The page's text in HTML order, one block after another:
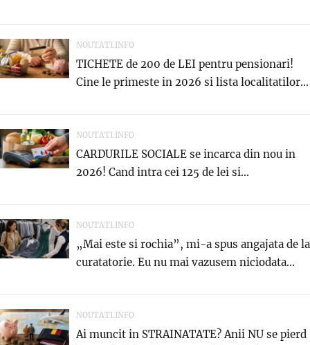
NOUTATI.INFO
TICHETE de 200 de LEI pentru pensionari!
Cine le primeste in 2026 si lista localitatilor...
NOUTATI.INFO
CARDURILE SOCIALE se incarca din nou in
2026! Cand intra cei 125 de lei si...
NOUTATI.INFO
„Mai este si rochia”, mi-a spus angajata de la
curatatorie. Eu nu mai vazusem niciodata...
NOUTATI.INFO
Ai muncit in STRAINATATE? Anii NU se pierd